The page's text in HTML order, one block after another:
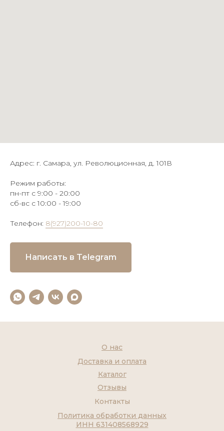
Адрес: г. Самара, ул. Революционная, д. 101В
Режим работы:
пн-пт с 9:00 - 20:00
сб-вс с 10:00 - 19:00
Телефон: 8(927)200-10-80
Написать в Telegram
Контакты
Каталог
О нас
Доставка и оплата
Отзывы
Политика обработки данных
ИНН 631408568929